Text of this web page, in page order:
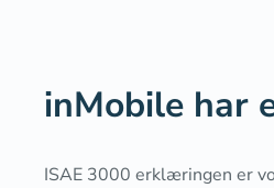
inMobile har
ISAE 3000 erklæringen er